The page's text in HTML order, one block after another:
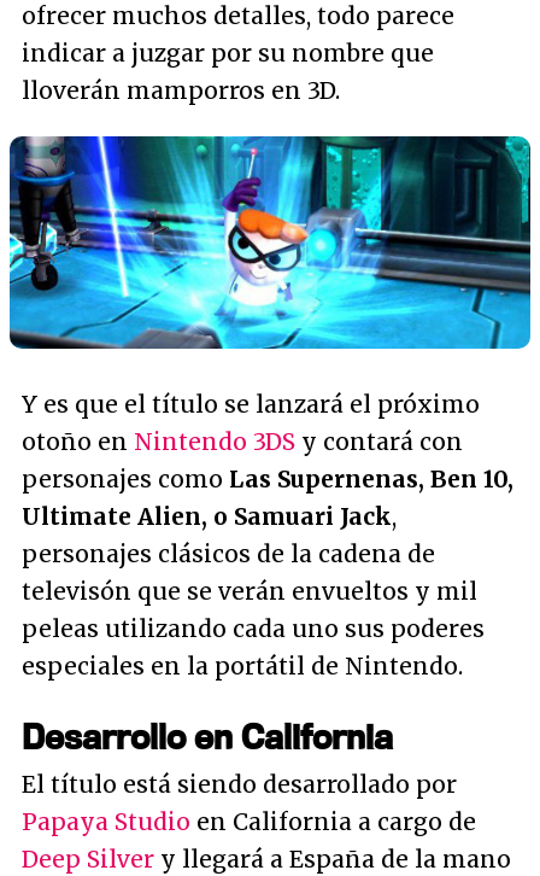
ofrecer muchos detalles, todo parece
indicar a juzgar por su nombre que
lloverán mamporros en 3D.
Y es que el título se lanzará el próximo
otoño en Nintendo 3DS y contará con
personajes como Las Supernenas, Ben 10,
Ultimate Alien, o Samuari Jack,
personajes clásicos de la cadena de
televisón que se verán envueltos y mil
peleas utilizando cada uno sus poderes
especiales en la portátil de Nintendo.
Desarrollo en California
El título está siendo desarrollado por
Papaya Studio en California a cargo de
Deep Silver y llegará a España de la mano